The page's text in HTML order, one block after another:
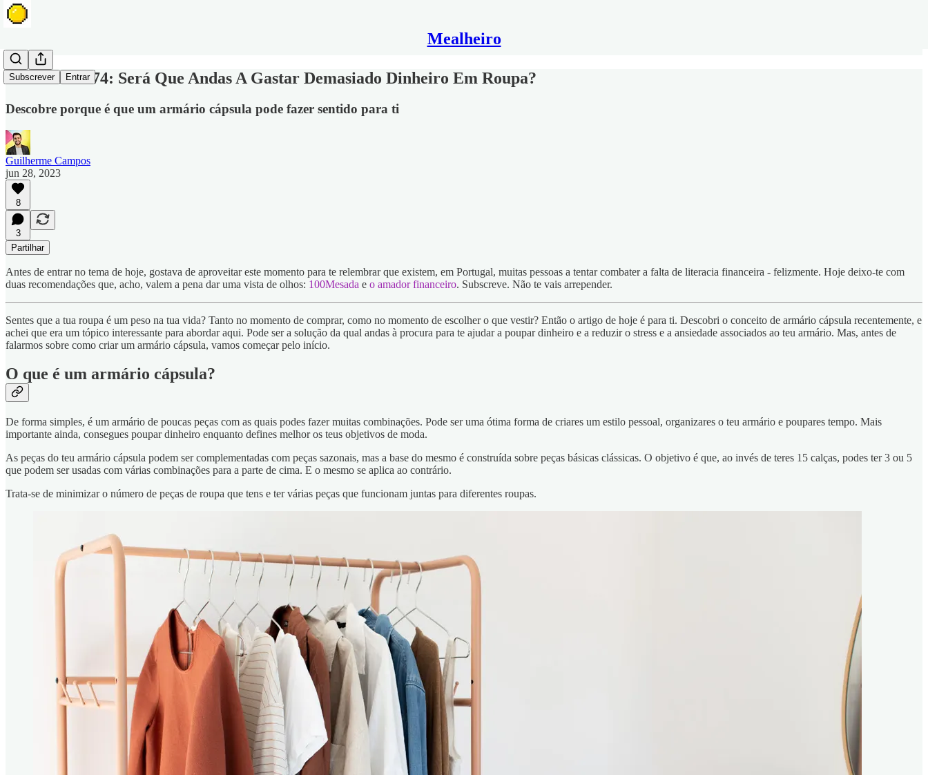
Mealheiro
Subscrever Entrar
Mealheiro #74: Será Que Andas A Gastar Demasiado Dinheiro Em Roupa?
Descobre porque é que um armário cápsula pode fazer sentido para ti
Guilherme Campos
jun 28, 2023
8
3
Partilhar
Antes de entrar no tema de hoje, gostava de aproveitar este momento para te relembrar que existem, em Portugal, muitas pessoas a tentar combater a falta de literacia financeira - felizmente. Hoje deixo-te com
duas recomendações que, acho, valem a pena dar uma vista de olhos: 100Mesada e o amador financeiro. Subscreve. Não te vais arrepender.
Sentes que a tua roupa é um peso na tua vida? Tanto no momento de comprar, como no momento de escolher o que vestir? Então o artigo de hoje é para ti. Descobri o conceito de armário cápsula recentemente, e
achei que era um tópico interessante para abordar aqui. Pode ser a solução da qual andas à procura para te ajudar a poupar dinheiro e a reduzir o stress e a ansiedade associados ao teu armário. Mas, antes de
falarmos sobre como criar um armário cápsula, vamos começar pelo início.
O que é um armário cápsula?
De forma simples, é um armário de poucas peças com as quais podes fazer muitas combinações. Pode ser uma ótima forma de criares um estilo pessoal, organizares o teu armário e poupares tempo. Mais
importante ainda, consegues poupar dinheiro enquanto defines melhor os teus objetivos de moda.
As peças do teu armário cápsula podem ser complementadas com peças sazonais, mas a base do mesmo é construída sobre peças básicas clássicas. O objetivo é que, ao invés de teres 15 calças, podes ter 3 ou 5
que podem ser usadas com várias combinações para a parte de cima. E o mesmo se aplica ao contrário.
Trata-se de minimizar o número de peças de roupa que tens e ter várias peças que funcionam juntas para diferentes roupas.